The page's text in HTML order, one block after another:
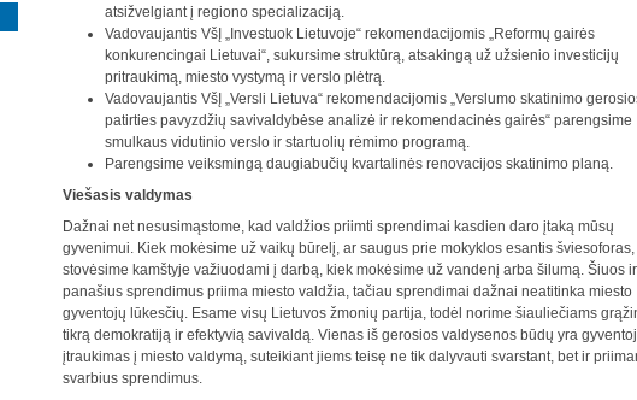
atsižvelgiant į regiono specializaciją.
Vadovaujantis VšĮ „Investuok Lietuvoje“ rekomendacijomis „Reformų gairės
konkurencingai Lietuvai“, sukursime struktūrą, atsakingą už užsienio investicijų
pritraukimą, miesto vystymą ir verslo plėtrą.
Vadovaujantis VšĮ „Versli Lietuva“ rekomendacijomis „Verslumo skatinimo
patirties pavyzdžių savivaldybėse analizė ir rekomendacinės gairės“ parengsime
smulkaus vidutinio verslo ir startuolių rėmimo programą.
Parengsime veiksmingą daugiabučių kvartalinės renovacijos skatinimo planą.
Viešasis valdymas
Dažnai net nesusimąstome, kad valdžios priimti sprendimai kasdien daro įtaką mūsų
gyvenimui. Kiek mokėsime už vaikų būrelį, ar saugus prie mokyklos esantis šviesoforas,
stovėsime kamštyje važiuodami į darbą, kiek mokėsime už vandenį arba šilumą. Šiuos ir
panašius sprendimus priima miesto valdžia, tačiau sprendimai dažnai neatitinka miesto
gyventojų lūkesčių. Esame visų Lietuvos žmonių partija, todėl norime šiauliečiams
tikrą demokratiją ir efektyvią savivaldą. Vienas iš gerosios valdysenos būdų yra
įtraukimas į miesto valdymą, suteikiant jiems teisę ne tik dalyvauti svarstant, bet ir
svarbius sprendimus.